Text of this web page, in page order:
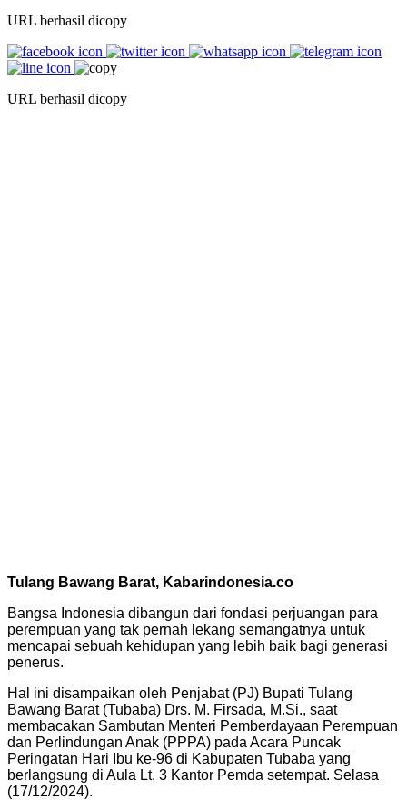
URL berhasil dicopy
URL berhasil dicopy
Tulang Bawang Barat, Kabarindonesia.co
Bangsa Indonesia dibangun dari fondasi perjuangan para
perempuan yang tak pernah lekang semangatnya untuk
mencapai sebuah kehidupan yang lebih baik bagi generasi
penerus.
Hal ini disampaikan oleh Penjabat (PJ) Bupati Tulang
Bawang Barat (Tubaba) Drs. M. Firsada, M.Si., saat
membacakan Sambutan Menteri Pemberdayaan Perempuan
dan Perlindungan Anak (PPPA) pada Acara Puncak
Peringatan Hari Ibu ke-96 di Kabupaten Tubaba yang
berlangsung di Aula Lt. 3 Kantor Pemda setempat. Selasa
(17/12/2024).